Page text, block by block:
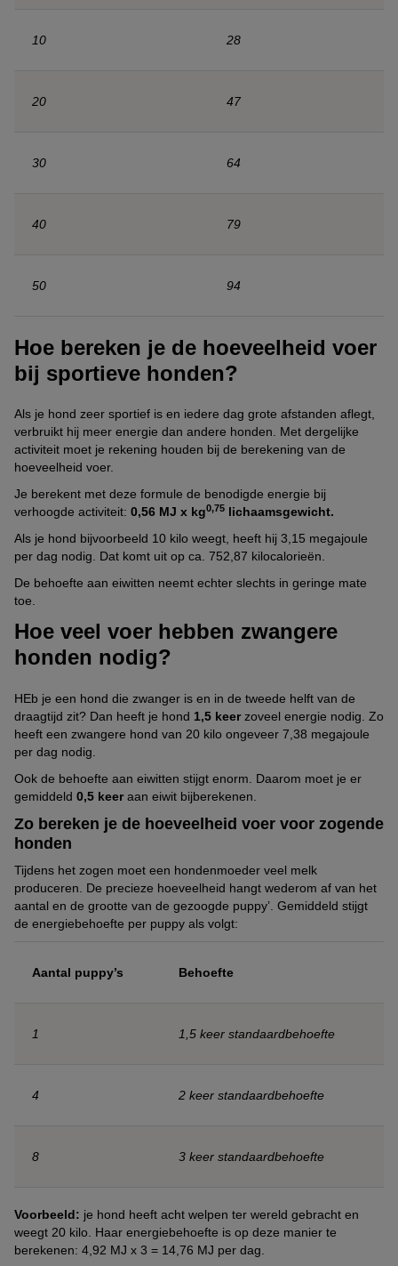
10 28
20 47
30 64
40 79
50 94
Hoe bereken je de hoeveelheid voer
bij sportieve honden?
Als je hond zeer sportief is en iedere dag grote afstanden aflegt,
verbruikt hij meer energie dan andere honden. Met dergelijke
activiteit moet je rekening houden bij de berekening van de
hoeveelheid voer.
Je berekent met deze formule de benodigde energie bij
verhoogde activiteit: 0,56 MJ x kg0,75 lichaamsgewicht.
Als je hond bijvoorbeeld 10 kilo weegt, heeft hij 3,15 megajoule
per dag nodig. Dat komt uit op ca. 752,87 kilocalorieën.
De behoefte aan eiwitten neemt echter slechts in geringe mate
toe.
Hoe veel voer hebben zwangere
honden nodig?
HEb je een hond die zwanger is en in de tweede helft van de
draagtijd zit? Dan heeft je hond 1,5 keerzoveel energie nodig. Zo
heeft een zwangere hond van 20 kilo ongeveer 7,38 megajoule
per dag nodig.
Ook de behoefte aan eiwitten stijgt enorm. Daarom moet je er
gemiddeld 0,5 keeraan eiwit bijberekenen.
Zo bereken je de hoeveelheid voer voor zogende
honden
Tijdens het zogen moet een hondenmoeder veel melk
produceren. De precieze hoeveelheid hangt wederom af van het
aantal en de grootte van de gezoogde puppy’. Gemiddeld stijgt
de energiebehoefte per puppy als volgt:
Aantal puppy’s Behoefte
1 1,5 keer standaardbehoefte
4 2 keer standaardbehoefte
8 3 keer standaardbehoefte
Voorbeeld: je hond heeft acht welpen ter wereld gebracht en
weegt 20 kilo. Haar energiebehoefte is op deze manier te
berekenen: 4,92 MJ x 3 = 14,76 MJ per dag.